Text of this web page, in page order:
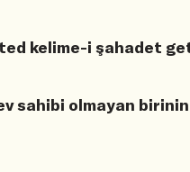
kelime-i şahadet
sahibi olmayan